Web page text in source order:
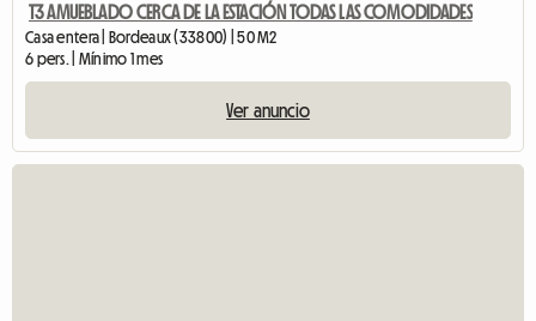
T3 AMUEBLADO CERCA DE LA ESTACIÓN TODAS LAS COMODIDADES
Casa entera | Bordeaux (33800) | 50 M2
6 pers. | Mínimo 1 mes
Ver anuncio